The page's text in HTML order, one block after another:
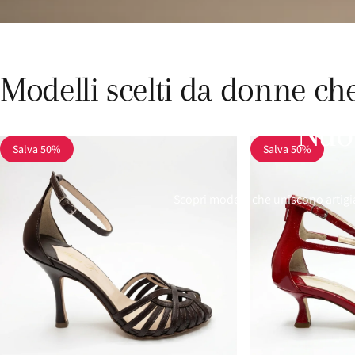
Scopri modelli che uniscono
Modelli scelti da donne
Salva 50% Salva 50%